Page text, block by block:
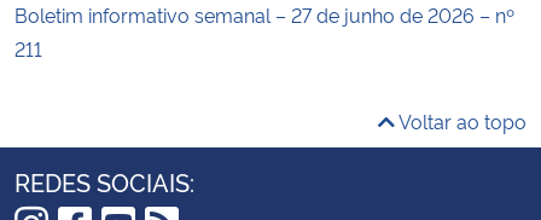
Boletim informativo semanal – 27 de junho de 2026 – nº
211
Voltar ao topo
REDES SOCIAIS: